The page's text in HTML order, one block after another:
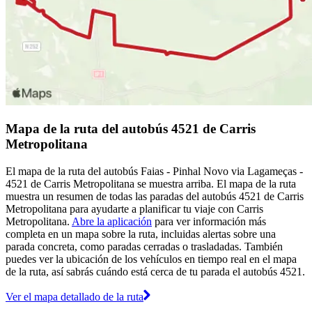
Mapa de la ruta del autobús 4521 de Carris
Metropolitana
El mapa de la ruta del autobús Faias - Pinhal Novo via Lagameças -
4521 de Carris Metropolitana se muestra arriba. El mapa de la ruta
muestra un resumen de todas las paradas del autobús 4521 de Carris
Metropolitana para ayudarte a planificar tu viaje con Carris
Metropolitana. Abre la aplicación para ver información más
completa en un mapa sobre la ruta, incluidas alertas sobre una
parada concreta, como paradas cerradas o trasladadas. También
puedes ver la ubicación de los vehículos en tiempo real en el mapa
de la ruta, así sabrás cuándo está cerca de tu parada el autobús 4521.
Ver el mapa detallado de la ruta